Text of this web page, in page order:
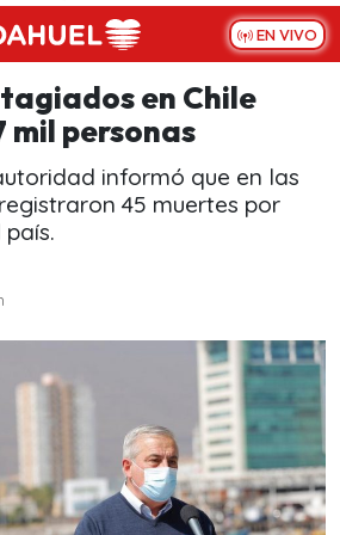
EN VIVO
en Chile
mil personas
informó que en las
45 muertes por